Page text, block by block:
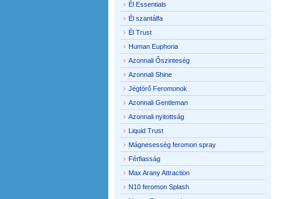
Él Essentials
Él szantálfa
Él Trust
Human Euphoria
Azonnali Őszinteség
Azonnali Shine
Jégtörő Feromonok
Azonnali Gentleman
Azonnali nyitottság
Liquid Trust
Mágnesesség feromon spray
Férfiasság
Max Arany Attraction
N10 feromon Splash